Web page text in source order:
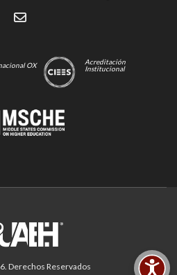
OX
Acreditación
Institucional
. Derechos Reservados